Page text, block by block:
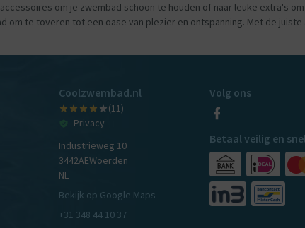
om je zwembad schoon te houden of naar leuke extra's
om te toveren tot een oase van plezier en ontspanning. Met de
Coolzwembad.nl
(11)
Privacy
Industrieweg 10
3442AEWoerden
NL
Bekijk op Google Maps
+31 348 44 10 37
Volg ons
Betaal veilig en